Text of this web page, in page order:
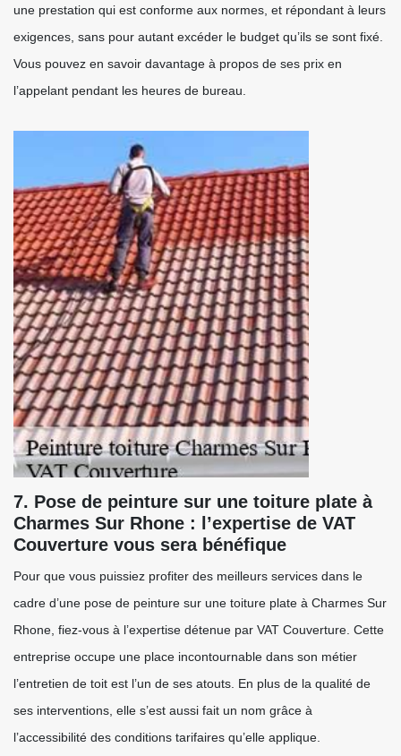
une prestation qui est conforme aux normes, et répondant à leurs
exigences, sans pour autant excéder le budget qu’ils se sont fixé.
Vous pouvez en savoir davantage à propos de ses prix en
l’appelant pendant les heures de bureau.
7. Pose de peinture sur une toiture plate à
Charmes Sur Rhone : l’expertise de VAT
Couverture vous sera bénéfique
Pour que vous puissiez profiter des meilleurs services dans le
cadre d’une pose de peinture sur une toiture plate à Charmes Sur
Rhone, fiez-vous à l’expertise détenue par VAT Couverture. Cette
entreprise occupe une place incontournable dans son métier
l’entretien de toit est l’un de ses atouts. En plus de la qualité de
ses interventions, elle s’est aussi fait un nom grâce à
l’accessibilité des conditions tarifaires qu’elle applique.